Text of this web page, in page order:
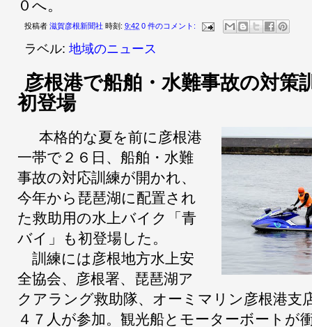
０へ。
投稿者 滋賀彦根新聞社 時刻: 9:42 0 件のコメント:
ラベル: 地域のニュース
彦根港で船舶・水難事故の対策
初登場
本格的な夏を前に彦根港
一帯で２６日、船舶・水難
事故の対応訓練が開かれ、
今年から琵琶湖に配置され
た救助用の水上バイク「青
バイ」も初登場した。
訓練には彦根地方水上安
全協会、彦根署、琵琶湖ア
クアラング救助隊、オーミマリン彦根港支
４７人が参加。観光船とモーターボートが